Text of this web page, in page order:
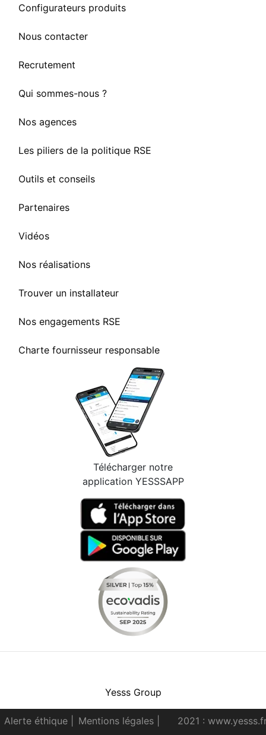
Configurateurs produits
Nous contacter
Recrutement
Qui sommes-nous ?
Nos agences
Les piliers de la politique RSE
Outils et conseils
Partenaires
Vidéos
Nos réalisations
Trouver un installateur
Nos engagements RSE
Charte fournisseur responsable
Télécharger notre
application YESSSAPP
Yesss Group
Alerte éthique Mentions légales 2021 :